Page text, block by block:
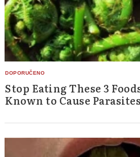
Stop Eating These 3
Known to Cause Parasites